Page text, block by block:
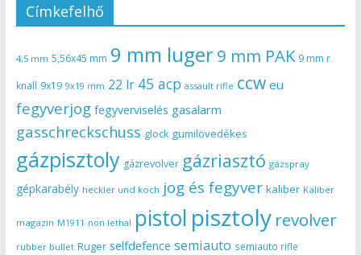
Címkefelhő
4,5 mm 5,56x45 mm 9 mm luger9 mm PAK 9 mm r
knall 9x19 9x19 mm 22 lr 45 acp assault rifle ccw eu
fegyverjog fegyverviselés gasalarm
gasschreckschuss glock gumilövedékes
gázpisztoly gázrevolver gázriasztó gázspray
gépkarabély heckler und koch jog és fegyver kaliber Kaliber
magazin M1911 non lethal pistol pisztoly revolver
rubber bullet Ruger selfdefence semiauto semiauto rifle